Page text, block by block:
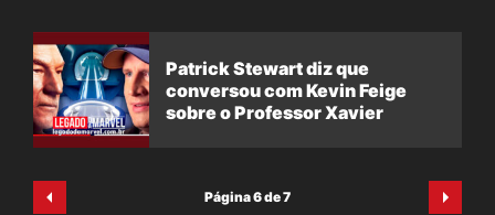
Patrick Stewart diz que
conversou com Kevin Feige
sobre o Professor Xavier
Página 6 de 7